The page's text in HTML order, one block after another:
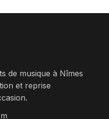
de musique à Nîmes
et reprise